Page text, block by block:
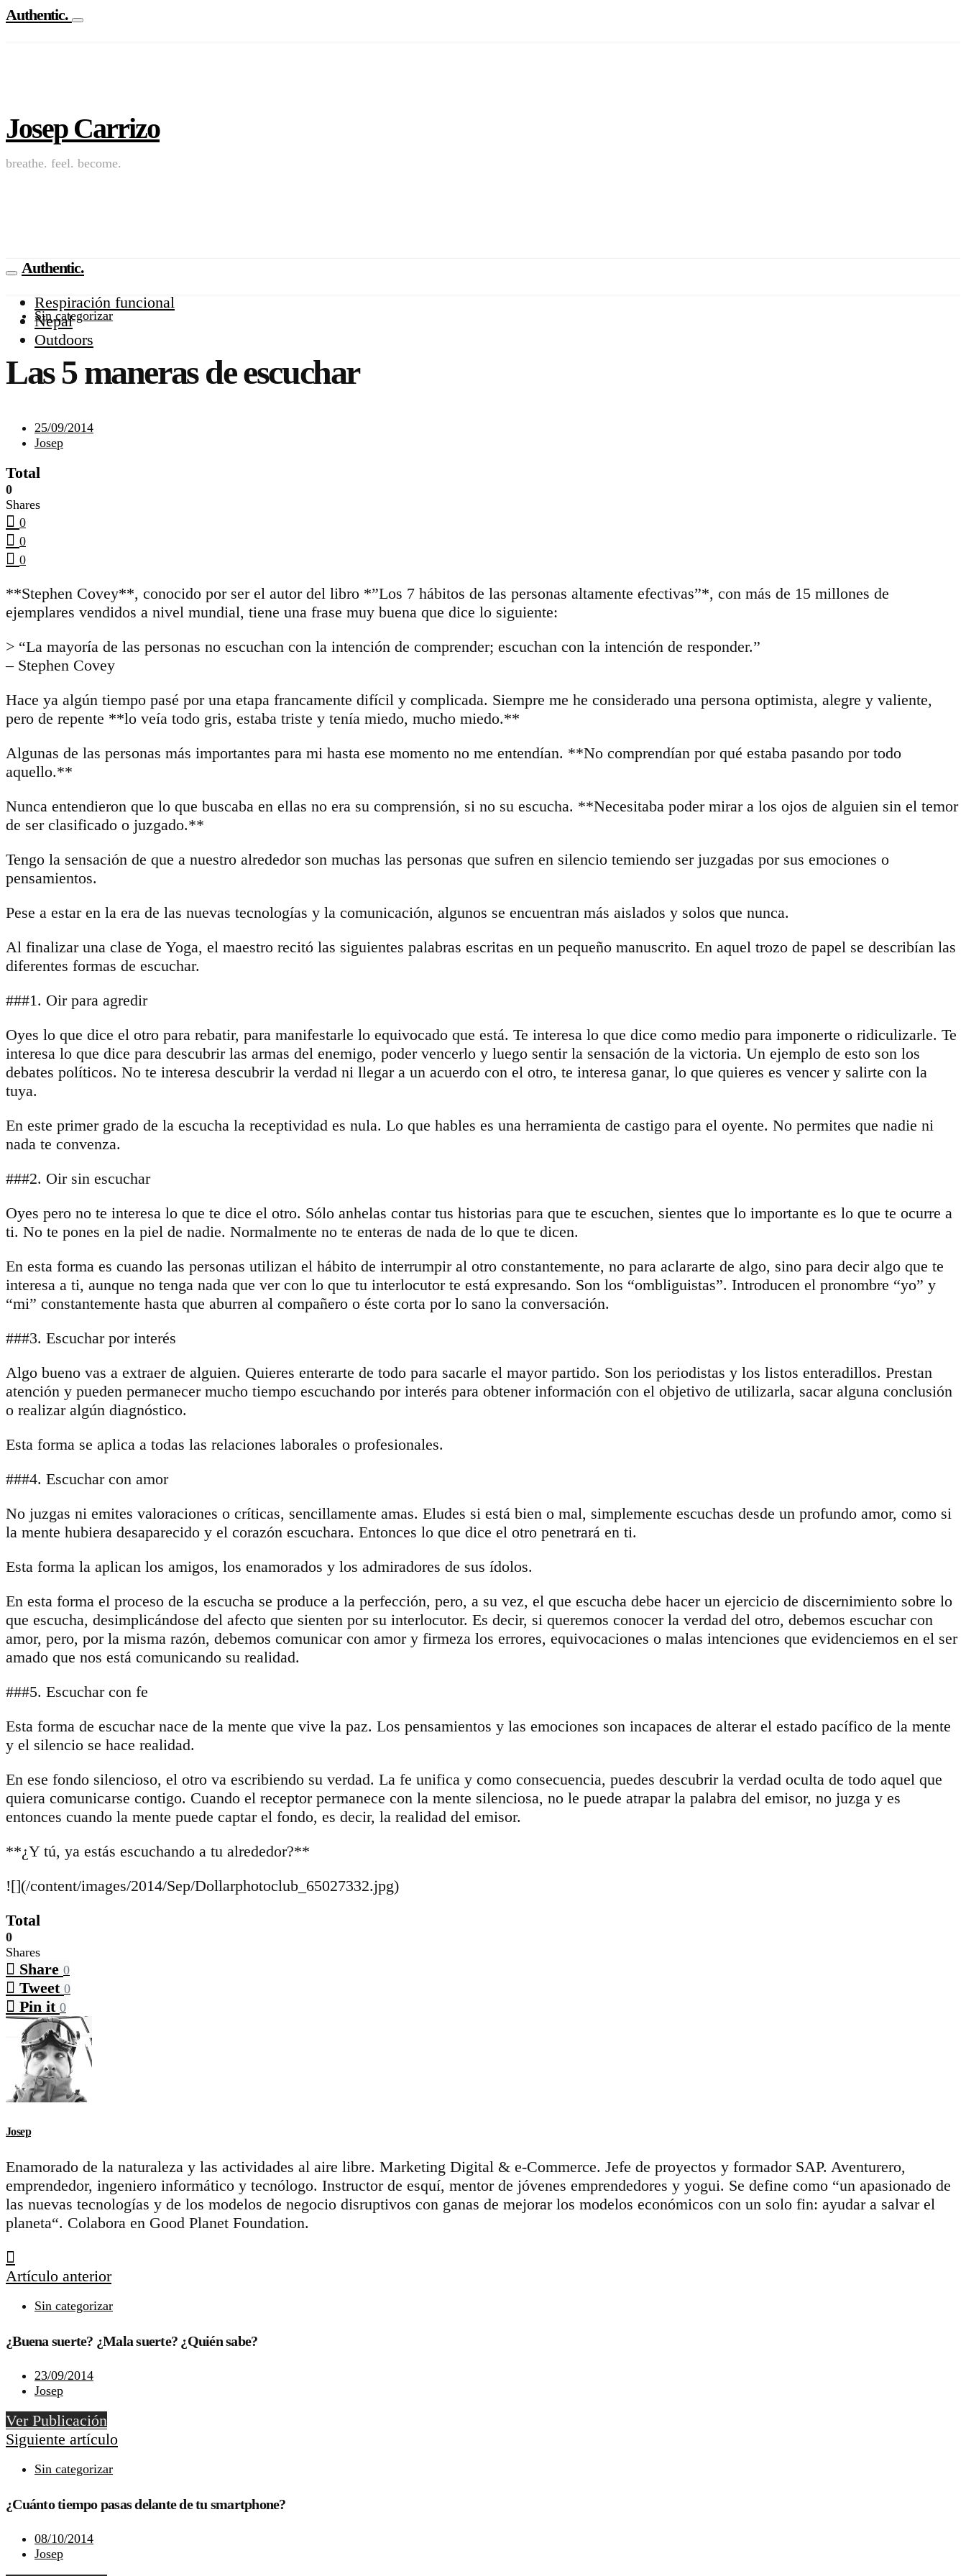
Authentic.
Josep Carrizo
breathe. feel. become.
Authentic.
Respiración funcional
Nepal
Outdoors
Sin categorizar
Las 5 maneras de escuchar
25/09/2014
Josep
Total
0
Shares
0
0
0
**Stephen Covey**, conocido por ser el autor del libro *”Los 7 hábitos de las personas altamente efectivas”*, con más de 15 millones de
ejemplares vendidos a nivel mundial, tiene una frase muy buena que dice lo siguiente:
> “La mayoría de las personas no escuchan con la intención de comprender; escuchan con la intención de responder.”
– Stephen Covey
Hace ya algún tiempo pasé por una etapa francamente difícil y complicada. Siempre me he considerado una persona optimista, alegre y valiente,
pero de repente **lo veía todo gris, estaba triste y tenía miedo, mucho miedo.**
Algunas de las personas más importantes para mi hasta ese momento no me entendían. **No comprendían por qué estaba pasando por todo
aquello.**
Nunca entendieron que lo que buscaba en ellas no era su comprensión, si no su escucha. **Necesitaba poder mirar a los ojos de alguien sin el temor
de ser clasificado o juzgado.**
Tengo la sensación de que a nuestro alrededor son muchas las personas que sufren en silencio temiendo ser juzgadas por sus emociones o
pensamientos.
Pese a estar en la era de las nuevas tecnologías y la comunicación, algunos se encuentran más aislados y solos que nunca.
Al finalizar una clase de Yoga, el maestro recitó las siguientes palabras escritas en un pequeño manuscrito. En aquel trozo de papel se describían las
diferentes formas de escuchar.
###1. Oir para agredir
Oyes lo que dice el otro para rebatir, para manifestarle lo equivocado que está. Te interesa lo que dice como medio para imponerte o ridiculizarle. Te
interesa lo que dice para descubrir las armas del enemigo, poder vencerlo y luego sentir la sensación de la victoria. Un ejemplo de esto son los
debates políticos. No te interesa descubrir la verdad ni llegar a un acuerdo con el otro, te interesa ganar, lo que quieres es vencer y salirte con la
tuya.
En este primer grado de la escucha la receptividad es nula. Lo que hables es una herramienta de castigo para el oyente. No permites que nadie ni
nada te convenza.
###2. Oir sin escuchar
Oyes pero no te interesa lo que te dice el otro. Sólo anhelas contar tus historias para que te escuchen, sientes que lo importante es lo que te ocurre a
ti. No te pones en la piel de nadie. Normalmente no te enteras de nada de lo que te dicen.
En esta forma es cuando las personas utilizan el hábito de interrumpir al otro constantemente, no para aclararte de algo, sino para decir algo que te
interesa a ti, aunque no tenga nada que ver con lo que tu interlocutor te está expresando. Son los “ombliguistas”. Introducen el pronombre “yo” y
“mi” constantemente hasta que aburren al compañero o éste corta por lo sano la conversación.
###3. Escuchar por interés
Algo bueno vas a extraer de alguien. Quieres enterarte de todo para sacarle el mayor partido. Son los periodistas y los listos enteradillos. Prestan
atención y pueden permanecer mucho tiempo escuchando por interés para obtener información con el objetivo de utilizarla, sacar alguna conclusión
o realizar algún diagnóstico.
Esta forma se aplica a todas las relaciones laborales o profesionales.
###4. Escuchar con amor
No juzgas ni emites valoraciones o críticas, sencillamente amas. Eludes si está bien o mal, simplemente escuchas desde un profundo amor, como si
la mente hubiera desaparecido y el corazón escuchara. Entonces lo que dice el otro penetrará en ti.
Esta forma la aplican los amigos, los enamorados y los admiradores de sus ídolos.
En esta forma el proceso de la escucha se produce a la perfección, pero, a su vez, el que escucha debe hacer un ejercicio de discernimiento sobre lo
que escucha, desimplicándose del afecto que sienten por su interlocutor. Es decir, si queremos conocer la verdad del otro, debemos escuchar con
amor, pero, por la misma razón, debemos comunicar con amor y firmeza los errores, equivocaciones o malas intenciones que evidenciemos en el ser
amado que nos está comunicando su realidad.
###5. Escuchar con fe
Esta forma de escuchar nace de la mente que vive la paz. Los pensamientos y las emociones son incapaces de alterar el estado pacífico de la mente
y el silencio se hace realidad.
En ese fondo silencioso, el otro va escribiendo su verdad. La fe unifica y como consecuencia, puedes descubrir la verdad oculta de todo aquel que
quiera comunicarse contigo. Cuando el receptor permanece con la mente silenciosa, no le puede atrapar la palabra del emisor, no juzga y es
entonces cuando la mente puede captar el fondo, es decir, la realidad del emisor.
**¿Y tú, ya estás escuchando a tu alrededor?**
![](/content/images/2014/Sep/Dollarphotoclub_65027332.jpg)
Total
0
Shares
Share 0
Tweet 0
Pin it 0
Josep
Enamorado de la naturaleza y las actividades al aire libre. Marketing Digital & e-Commerce. Jefe de proyectos y formador SAP. Aventurero,
emprendedor, ingeniero informático y tecnólogo. Instructor de esquí, mentor de jóvenes emprendedores y yogui. Se define como “un apasionado de
las nuevas tecnologías y de los modelos de negocio disruptivos con ganas de mejorar los modelos económicos con un solo fin: ayudar a salvar el
planeta“. Colabora en Good Planet Foundation.
Artículo anterior
Sin categorizar
¿Buena suerte? ¿Mala suerte? ¿Quién sabe?
23/09/2014
Josep
Ver Publicación
Siguiente artículo
Sin categorizar
¿Cuánto tiempo pasas delante de tu smartphone?
08/10/2014
Josep